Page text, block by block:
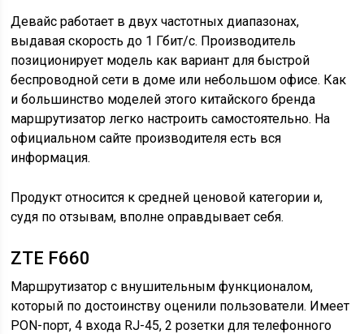
Девайс работает в двух частотных диапазонах,
выдавая скорость до 1 Гбит/с. Производитель
позиционирует модель как вариант для быстрой
беспроводной сети в доме или небольшом офисе. Как
и большинство моделей этого китайского бренда
маршрутизатор легко настроить самостоятельно. На
официальном сайте производителя есть вся
информация.
Продукт относится к средней ценовой категории и,
судя по отзывам, вполне оправдывает себя.
ZTE F660
Маршрутизатор с внушительным функционалом,
который по достоинству оценили пользователи. Имеет
PON-порт, 4 входа RJ-45, 2 розетки для телефонного